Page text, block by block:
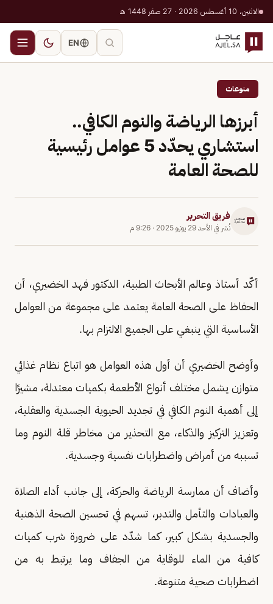
الاثنين، 10 أغسطس 2026 · 27 صفر 1448 هـ
EN
منوعات
أبرزها الرياضة والنوم الكافي..
استشاري يحدّد 5 عوامل رئيسية
للصحة العامة
فريق التحرير
نُشر في الأحد 29 يونيو 2025 · 9:26 م
أكّد أستاذ وعالم الأبحاث الطبية، الدكتور فهد الخضيري، أن
الحفاظ على الصحة العامة يعتمد على مجموعة من العوامل
الأساسية التي ينبغي على الجميع الالتزام بها.
وأوضح الخضيري أن أول هذه العوامل هو اتباع نظام غذائي
متوازن يشمل مختلف أنواع الأطعمة بكميات معتدلة، مشيرًا
إلى أهمية النوم الكافي في تجديد الحيوية الجسدية والعقلية،
وتعزيز التركيز والذكاء، مع التحذير من مخاطر قلة النوم وما
تسببه من أمراض واضطرابات نفسية وجسدية.
وأضاف أن ممارسة الرياضة والحركة، إلى جانب أداء الصلاة
والعبادات والتأمل والتدبر، تسهم في تحسين الصحة الذهنية
والجسدية بشكل كبير، كما شدّد على ضرورة شرب كميات
كافية من الماء للوقاية من الجفاف وما يرتبط به من
اضطرابات صحية متنوعة.